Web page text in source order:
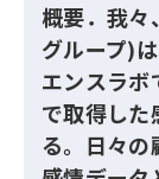
概要．我々
グループ)
エンスラ
で取得した
る。日々